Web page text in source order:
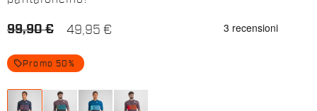
99,90 € 49,95 €
local_offer Promo 50%